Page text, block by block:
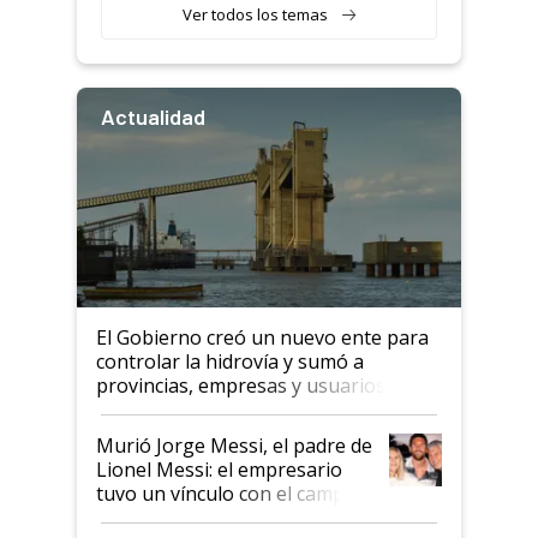
Ver todos los temas
Actualidad
El Gobierno creó un nuevo ente para
controlar la hidrovía y sumó a
provincias, empresas y usuarios
Murió Jorge Messi, el padre de
Lionel Messi: el empresario
tuvo un vínculo con el campo